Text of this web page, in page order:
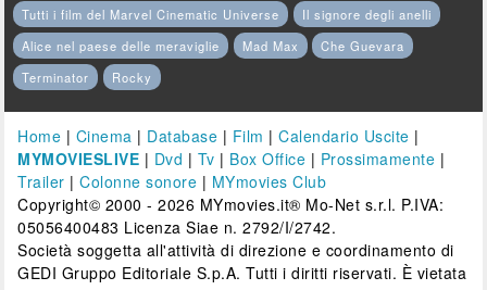
Tutti i film del Marvel Cinematic Universe
Il signore degli anelli
Alice nel paese delle meraviglie
Mad Max
Che Guevara
Terminator
Rocky
Home | Cinema | Database | Film |Calendario Uscite |
MYMOVIESLIVE | Dvd | Tv | Box Office | Prossimamente |
Trailer |Colonne sonore | MYmovies Club
Copyright© 2000 - 2026 MYmovies.it® Mo-Net s.r.l. P.IVA:
05056400483 Licenza Siae n. 2792/I/2742.
Società soggetta all'attività di direzione e coordinamento di
GEDI Gruppo Editoriale S.p.A. Tutti i diritti riservati. È vietata